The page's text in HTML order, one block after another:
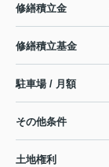
修繕積立金
修繕積立基金
駐車場 / 月額
その他条件
土地権利